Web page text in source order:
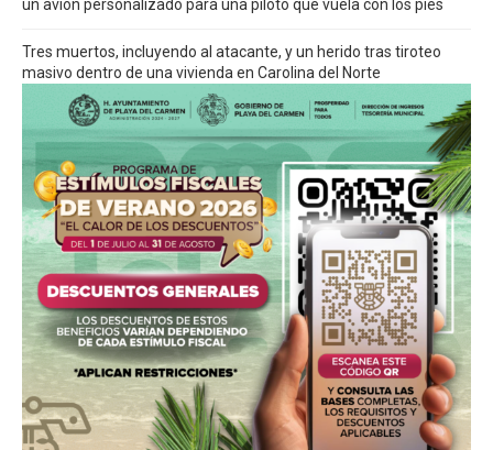
un avión personalizado para una piloto que vuela con los pies
Tres muertos, incluyendo al atacante, y un herido tras tiroteo
masivo dentro de una vivienda en Carolina del Norte